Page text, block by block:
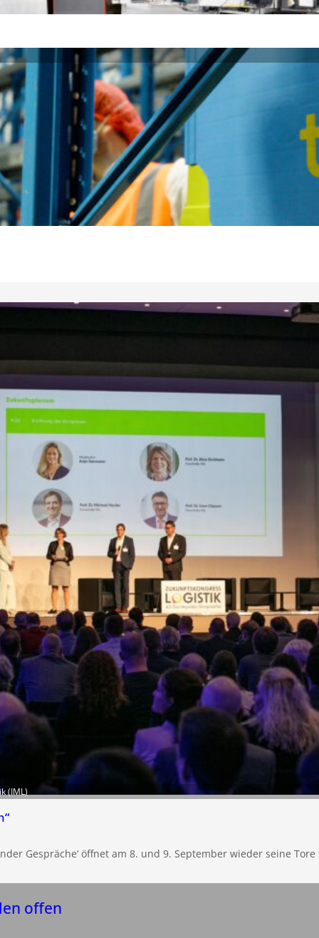
(IML)
Gespräche‘ öffnet am 8. und 9. September wieder seine
offen